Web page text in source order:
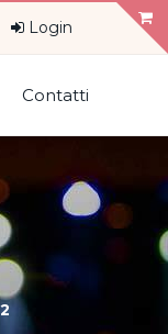
Login
Contatti